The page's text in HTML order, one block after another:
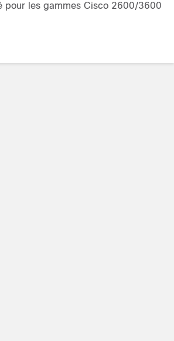
pour les gammes Cisco 2600/3600